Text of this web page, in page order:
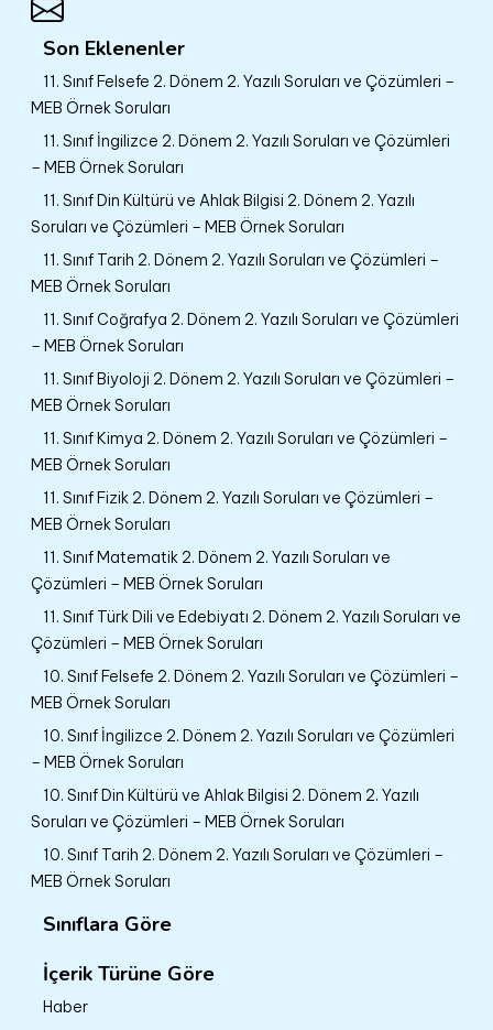
Son Eklenenler
11. Sınıf Felsefe 2. Dönem 2. Yazılı Soruları ve Çözümleri –
MEB Örnek Soruları
11. Sınıf İngilizce 2. Dönem 2. Yazılı Soruları ve Çözümleri
– MEB Örnek Soruları
11. Sınıf Din Kültürü ve Ahlak Bilgisi 2. Dönem 2. Yazılı
Soruları ve Çözümleri – MEB Örnek Soruları
11. Sınıf Tarih 2. Dönem 2. Yazılı Soruları ve Çözümleri –
MEB Örnek Soruları
11. Sınıf Coğrafya 2. Dönem 2. Yazılı Soruları ve Çözümleri
– MEB Örnek Soruları
11. Sınıf Biyoloji 2. Dönem 2. Yazılı Soruları ve Çözümleri –
MEB Örnek Soruları
11. Sınıf Kimya 2. Dönem 2. Yazılı Soruları ve Çözümleri –
MEB Örnek Soruları
11. Sınıf Fizik 2. Dönem 2. Yazılı Soruları ve Çözümleri –
MEB Örnek Soruları
11. Sınıf Matematik 2. Dönem 2. Yazılı Soruları ve
Çözümleri – MEB Örnek Soruları
11. Sınıf Türk Dili ve Edebiyatı 2. Dönem 2. Yazılı Soruları ve
Çözümleri – MEB Örnek Soruları
10. Sınıf Felsefe 2. Dönem 2. Yazılı Soruları ve Çözümleri –
MEB Örnek Soruları
10. Sınıf İngilizce 2. Dönem 2. Yazılı Soruları ve Çözümleri
– MEB Örnek Soruları
10. Sınıf Din Kültürü ve Ahlak Bilgisi 2. Dönem 2. Yazılı
Soruları ve Çözümleri – MEB Örnek Soruları
10. Sınıf Tarih 2. Dönem 2. Yazılı Soruları ve Çözümleri –
MEB Örnek Soruları
Sınıflara Göre
İçerik Türüne Göre
Haber